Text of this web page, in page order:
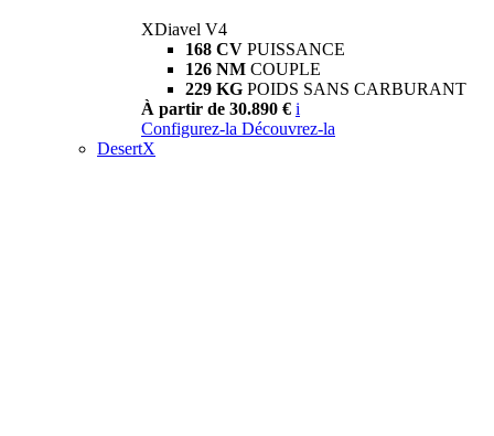
XDiavel V4
168 CV PUISSANCE
126 NM COUPLE
229 KG POIDS SANS CARBURANT
À partir de 30.890 € i
Configurez-la Découvrez-la
DesertX